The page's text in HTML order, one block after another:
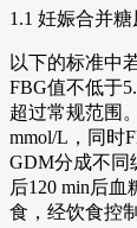
1.1 妊娠合并
以下的标准中
FBG值不低于
超过常规范围
mmol/L，同时
GDM分成不同
后120 min后血
食，经饮食控